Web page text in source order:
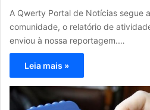
A Qwerty Portal de Notícias segue
comunidade, o relatório de
enviou à nossa reportagem.…
Leia mais »